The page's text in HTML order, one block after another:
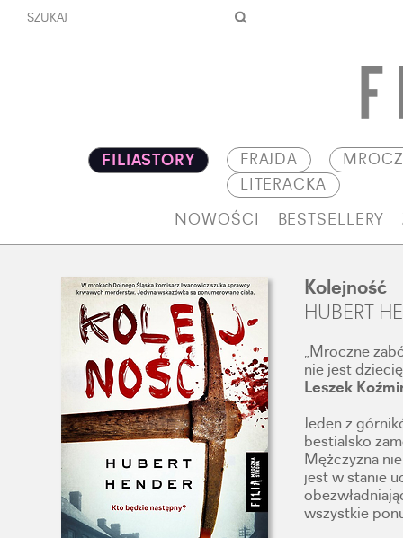
FILIASTORY FRAJDA
LITERACKA
NOWOŚCI BESTSELLERY
Kolejność
HUBERT
„Mroczne
nie jest
Leszek
Jeden z
bestialsko
Mężczyzna
jest w stanie
wszystkie